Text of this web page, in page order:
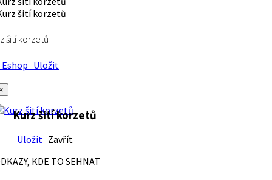
šití korzetů
Uložit
Kurz šití korzetů
Uložit Zavřít
KDE TO SEHNAT